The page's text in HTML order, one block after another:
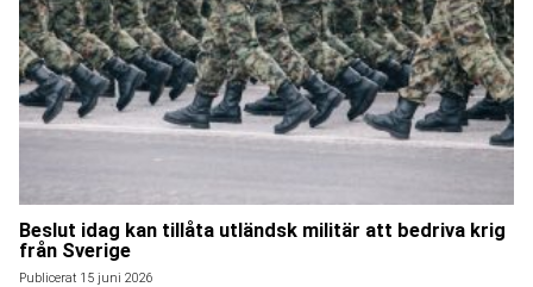
Beslut idag kan tillåta utländsk militär att bedriva krig
från Sverige
Publicerat 15 juni 2026